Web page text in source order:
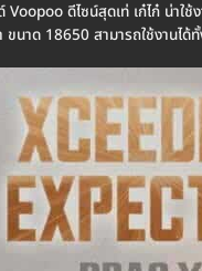
ดีไซน์สุดเท่ เก๋ไก๋ น่า
ขนาด 18650 สามารถใช้งาน